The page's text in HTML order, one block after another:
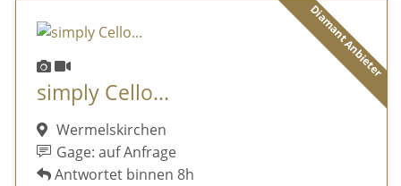
Diamant Anbieter
simply Cello...
Wermelskirchen
Gage: auf Anfrage
Antwortet binnen 8h